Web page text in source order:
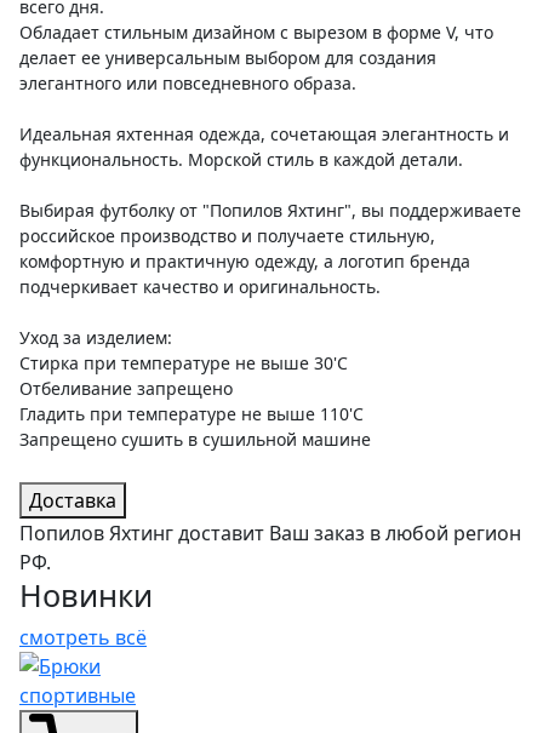
всего дня.
Обладает стильным дизайном с вырезом в форме V, что
делает ее универсальным выбором для создания
элегантного или повседневного образа.
Идеальная яхтенная одежда, сочетающая элегантность и
функциональность. Морской стиль в каждой детали.
Выбирая футболку от "Попилов Яхтинг", вы поддерживаете
российское производство и получаете стильную,
комфортную и практичную одежду, а логотип бренда
подчеркивает качество и оригинальность.
Уход за изделием:
Стирка при температуре не выше 30'C
Отбеливание запрещено
Гладить при температуре не выше 110'С
Запрещено сушить в сушильной машине
Доставка
Попилов Яхтинг доставит Ваш заказ в любой регион
РФ.
Новинки
смотреть всё